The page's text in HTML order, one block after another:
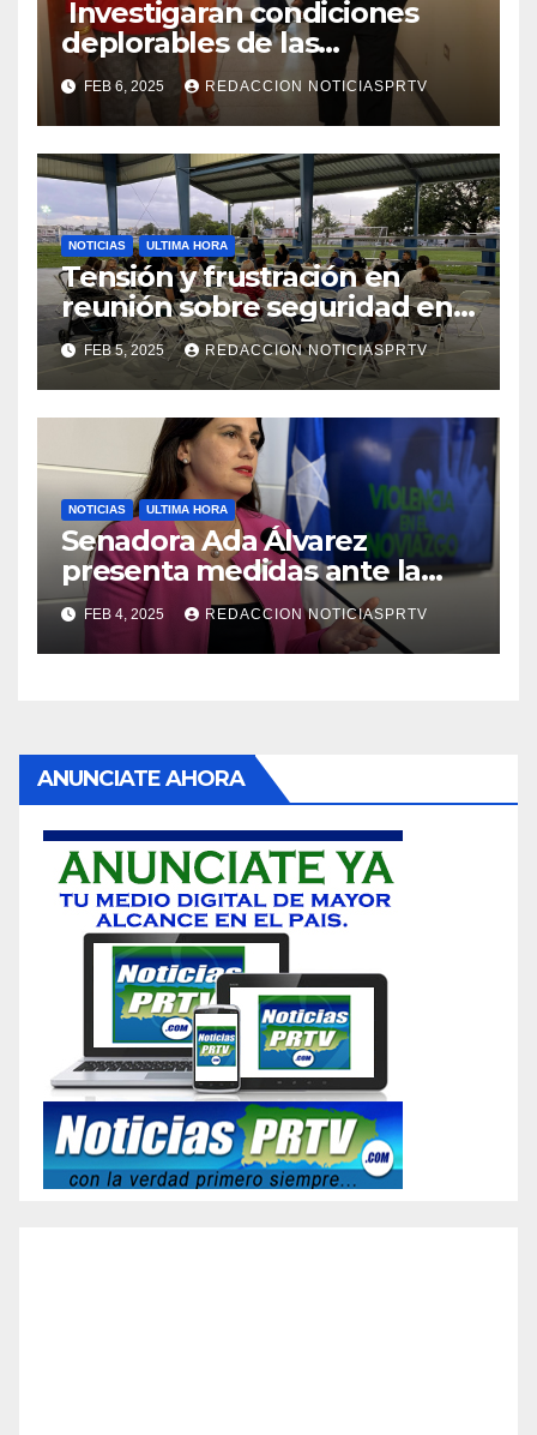
Investigaran condiciones
deplorables de las
facilidades el Departamento
de la Salud en Mayagüez
FEB 6, 2025 REDACCION NOTICIASPRTV
NOTICIAS ULTIMA HORA
Tensión y frustración en
reunión sobre seguridad en
Reparto Metropolitano
FEB 5, 2025 REDACCION NOTICIASPRTV
NOTICIAS ULTIMA HORA
Senadora Ada Álvarez
presenta medidas ante la
violencia en el noviazgo
FEB 4, 2025 REDACCION NOTICIASPRTV
ANUNCIATE AHORA